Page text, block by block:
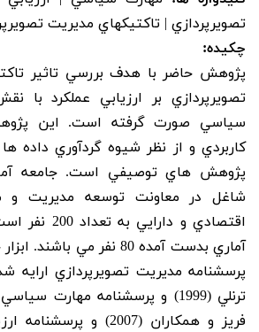
تصويرپردازي | تاکتيکهاي مديريت
چکیده:
پژوهش حاضر با هدف بررسي تاثير
تصويرپردازي بر ارزيابي عملکرد با
سياسي صورت گرفته است. اين
کاربردي و از نظر شيوه گردآوري داده
پژوهش هاي توصيفي است. جامعه
شاغل در معاونت توسعه مديريت و
اقتصادي و
آماري بدست آمده 80 نفر مي
پرسشنامه مديريت تصويرپردازي ارايه
ترنلي (1999) و پرسشنامه مهارت
فريز و همکاران (2007) و